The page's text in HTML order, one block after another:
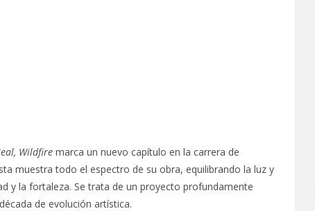
Wildfire marca un nuevo capítulo en la carrera de
muestra todo el espectro de su obra, equilibrando la luz y
y la fortaleza. Se trata de un proyecto profundamente
de evolución artística.